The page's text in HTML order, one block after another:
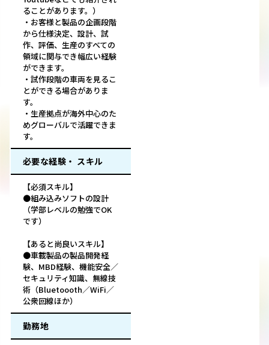
ることがあります。）
・お客様と製品の企画段階
から仕様決定、設計、試
作、評価、生産のすべての
領域に関与でき幅広い経験
ができます。
・試作段階の車両を見るこ
とができる場合がありま
す。
・生産拠点が海外中心のた
めグローバルで活躍できま
す。
必要な経験・ スキル
【必須スキル】
●組み込みソフトの設計
（学部レベルの勉強でOK
です）
【あると尚良いスキル】
●車載製品の製品開発経
験、MBD経験、機能安全／
セキュリティ知識、無線技
術（Bluetoooth／WiFi／
公衆回線ほか）
勤務地